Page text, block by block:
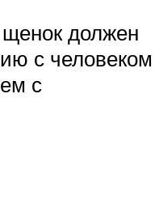
должен
с человеком
с